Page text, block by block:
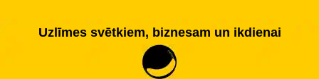
Uzlīmes svētkiem, biznesam un ikdienai